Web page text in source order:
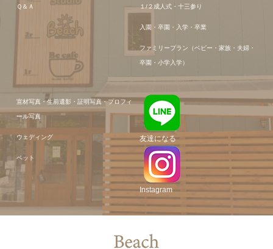
Ｑ＆Ａ １/２成人式・十三参り
入園・卒園・入学・卒業
ファミリープラン（ベビー・家族・夫婦・
卒園・小学入学）
宣材写真・生前遺影・証明写真・プロフィ
ール写真
ウェディング
ペット
友達になる
Instagram